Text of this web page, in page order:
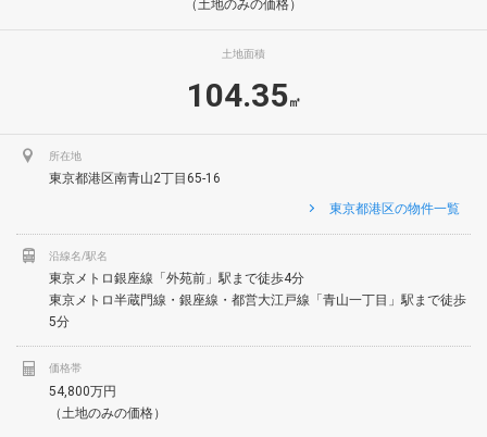
（土地のみの価格）
土地面積
104.35㎡
所在地
東京都港区南青山2丁目65-16
東京都港区の物件一覧
沿線名/駅名
東京メトロ銀座線「外苑前」駅まで徒歩4分
東京メトロ半蔵門線・銀座線・都営大江戸線「青山一丁目」駅まで徒歩
5分
価格帯
54,800万円
（土地のみの価格）